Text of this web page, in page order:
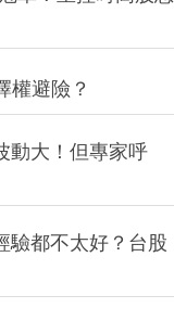
權避險？
動大！但專家呼
驗都不太好？台股